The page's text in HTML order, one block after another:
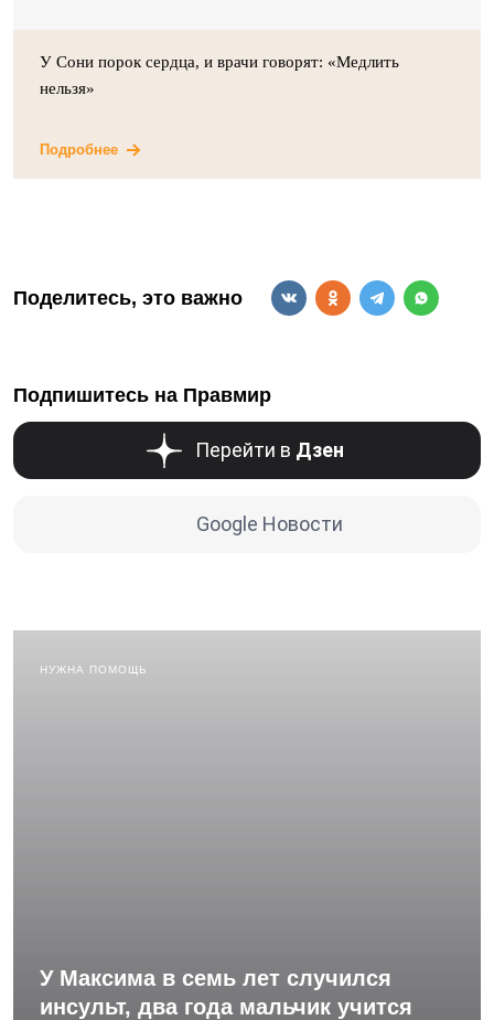
У Сони порок сердца, и врачи говорят: «Медлить
нельзя»
Подробнее
Поделитесь, это важно
Подпишитесь на Правмир
Перейти в Дзен
Google Новости
НУЖНА ПОМОЩЬ
У Максима в семь лет случился
инсульт, два года мальчик учится